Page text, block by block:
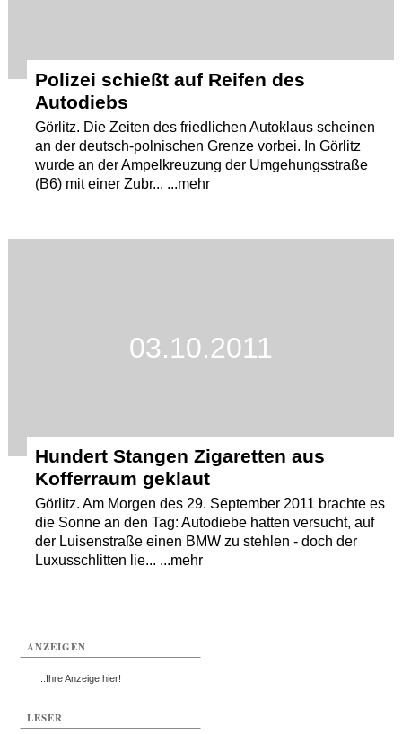
Polizei schießt auf Reifen des
Autodiebs
Görlitz. Die Zeiten des friedlichen Autoklaus scheinen
an der deutsch-polnischen Grenze vorbei. In Görlitz
wurde an der Ampelkreuzung der Umgehungsstraße
(B6) mit einer Zubr... ...mehr
03.10.2011
Hundert Stangen Zigaretten aus
Kofferraum geklaut
Görlitz. Am Morgen des 29. September 2011 brachte es
die Sonne an den Tag: Autodiebe hatten versucht, auf
der Luisenstraße einen BMW zu stehlen - doch der
Luxusschlitten lie... ...mehr
ANZEIGEN
...Ihre Anzeige hier!
LESER